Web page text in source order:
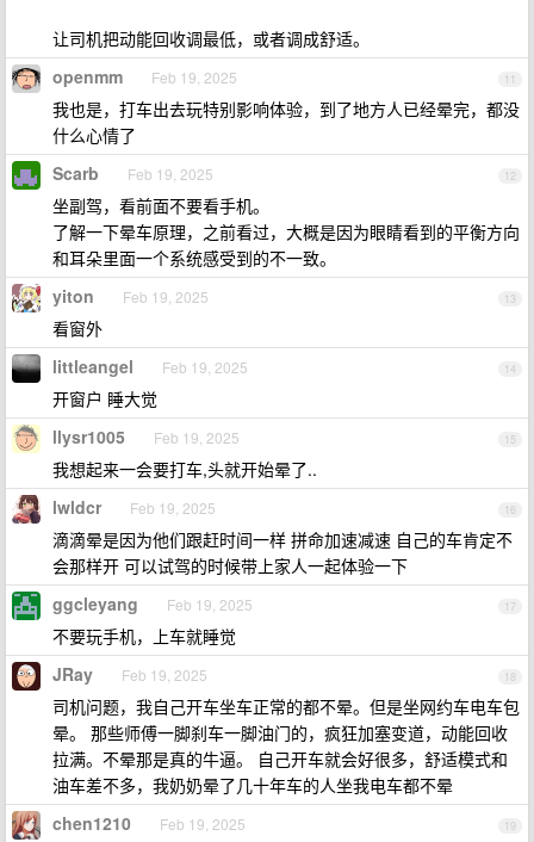
让司机把动能回收调最低，或者调成舒适。
11
openmm Feb 19, 2025
我也是，打车出去玩特别影响体验，到了地方人已经晕完，都没
什么心情了
12
Scarb Feb 19, 2025
坐副驾，看前面不要看手机。
了解一下晕车原理，之前看过，大概是因为眼睛看到的平衡方向
和耳朵里面一个系统感受到的不一致。
13
yiton Feb 19, 2025
看窗外
14
littleangel Feb 19, 2025
开窗户 睡大觉
15
llysr1005 Feb 19, 2025
我想起来一会要打车,头就开始晕了..
16
lwldcr Feb 19, 2025
滴滴晕是因为他们跟赶时间一样 拼命加速减速 自己的车肯定不
会那样开 可以试驾的时候带上家人一起体验一下
17
ggcleyang Feb 19, 2025
不要玩手机，上车就睡觉
18
JRay Feb 19, 2025
司机问题，我自己开车坐车正常的都不晕。但是坐网约车电车包
晕。 那些师傅一脚刹车一脚油门的，疯狂加塞变道，动能回收
拉满。不晕那是真的牛逼。 自己开车就会好很多，舒适模式和
油车差不多，我奶奶晕了几十年车的人坐我电车都不晕
19
chen1210 Feb 19, 2025